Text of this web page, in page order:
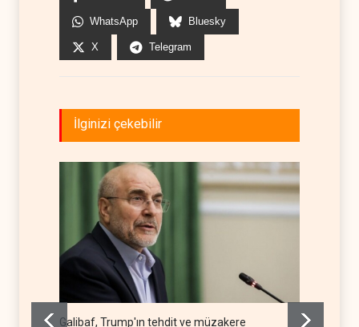
WhatsApp Bluesky
X Telegram
İlginizi çekebilir
Galibaf, Trump'ın tehdit ve müzakere